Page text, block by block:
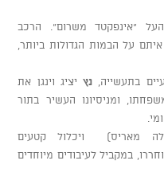
העל "אינפקטד משרום". הרכב
על הבמות הגדולות ביותר,
בתעשייה, נץיציג וינגן את
ומניסיונו העשיר בתור
מאריס) ויכלול קטעים
במקביל לעיבודים מיוחדים